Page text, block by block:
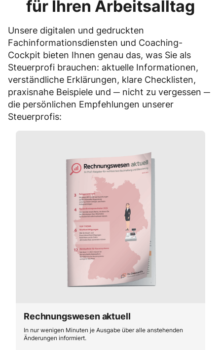
für Ihren Arbeitsalltag
Unsere digitalen und gedruckten
Fachinformationsdiensten und Coaching-
Cockpit bieten Ihnen genau das, was Sie als
Steuerprofi brauchen: aktuelle Informationen,
verständliche Erklärungen, klare Checklisten,
praxisnahe Beispiele und ─ nicht zu vergessen ─
die persönlichen Empfehlungen unserer
Steuerprofis:
Rechnungswesen aktuell
In nur wenigen Minuten je Ausgabe über alle anstehenden
Änderungen informiert.